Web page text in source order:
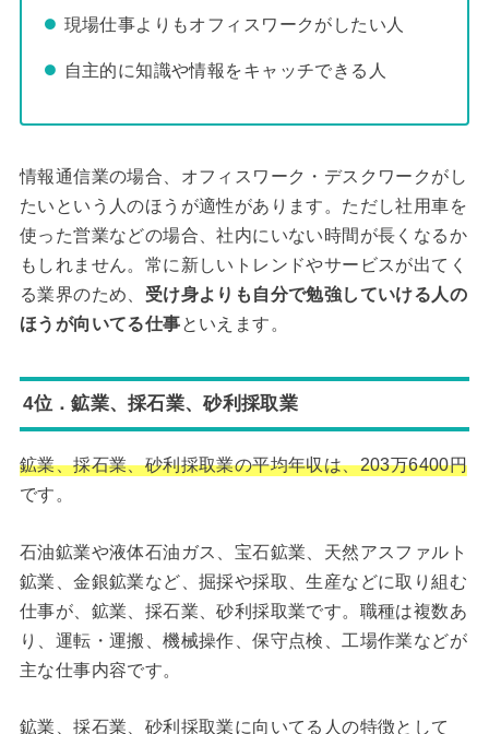
現場仕事よりもオフィスワークがしたい人
自主的に知識や情報をキャッチできる人
情報通信業の場合、オフィスワーク・デスクワークがし
たいという人のほうが適性があります。ただし社用車を
使った営業などの場合、社内にいない時間が長くなるか
もしれません。常に新しいトレンドやサービスが出てく
る業界のため、 受け身よりも自分で勉強していける人の
ほうが向いてる仕事といえます。
4位．鉱業、採石業、砂利採取業
鉱業、採石業、砂利採取業の平均年収は、203万6400円
です。
石油鉱業や液体石油ガス、宝石鉱業、天然アスファルト
鉱業、金銀鉱業など、掘採や採取、生産などに取り組む
仕事が、鉱業、採石業、砂利採取業です。職種は複数あ
り、運転・運搬、機械操作、保守点検、工場作業などが
主な仕事内容です。
鉱業、採石業、砂利採取業に向いてる人の特徴として